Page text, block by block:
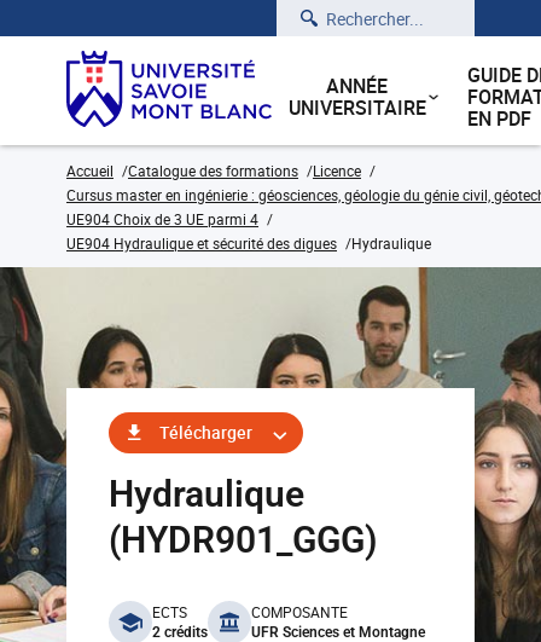
Rechercher
ANNÉE
UNIVERSITAIRE
GUIDE
EN PDF
Accueil Catalogue des formations
Licence
Cursus master en ingénierie : géosciences, géologie du génie civil,
UE904 Choix de 3 UE parmi 4
UE904 Hydraulique et sécurité des digues
Hydraulique
Télécharger
Hydraulique
(HYDR901_GGG)
benefits
ECTS
2 crédits
COMPOSANTE
UFR Sciences et Montagne